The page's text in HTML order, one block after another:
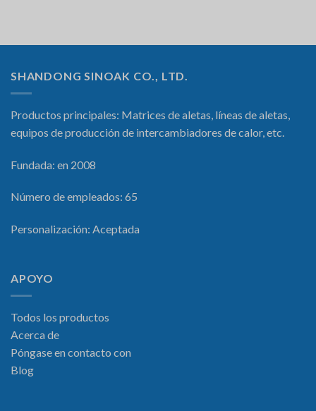
SHANDONG SINOAK CO., LTD.
Productos principales: Matrices de aletas, líneas de aletas,
equipos de producción de intercambiadores de calor, etc.
Fundada: en 2008
Número de empleados: 65
Personalización: Aceptada
APOYO
Todos los productos
Acerca de
Póngase en contacto con
Blog